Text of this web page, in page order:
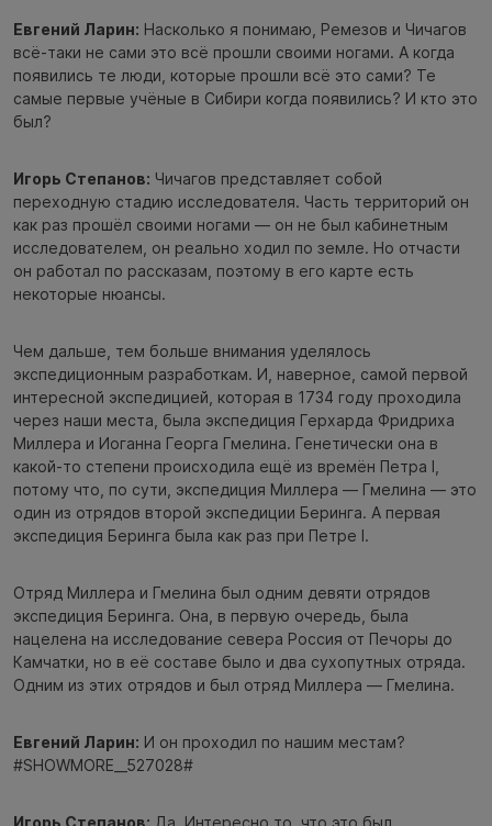
Евгений Ларин: Насколько я понимаю, Ремезов и Чичагов
всё-таки не сами это всё прошли своими ногами. А когда
появились те люди, которые прошли всё это сами? Те
самые первые учёные в Сибири когда появились? И кто это
был?
Игорь Степанов: Чичагов представляет собой
переходную стадию исследователя. Часть территорий он
как раз прошёл своими ногами — он не был кабинетным
исследователем, он реально ходил по земле. Но отчасти
он работал по рассказам, поэтому в его карте есть
некоторые нюансы.
Чем дальше, тем больше внимания уделялось
экспедиционным разработкам. И, наверное, самой первой
интересной экспедицией, которая в 1734 году проходила
через наши места, была экспедиция Герхарда Фридриха
Миллера и Иоганна Георга Гмелина. Генетически она в
какой-то степени происходила ещё из времён Петра I,
потому что, по сути, экспедиция Миллера — Гмелина — это
один из отрядов второй экспедиции Беринга. А первая
экспедиция Беринга была как раз при Петре I.
Отряд Миллера и Гмелина был одним девяти отрядов
экспедиция Беринга. Она, в первую очередь, была
нацелена на исследование севера Россия от Печоры до
Камчатки, но в её составе было и два сухопутных отряда.
Одним из этих отрядов и был отряд Миллера — Гмелина.
Евгений Ларин: И он проходил по нашим местам?
#SHOWMORE__527028#
Игорь Степанов: Да. Интересно то, что это был